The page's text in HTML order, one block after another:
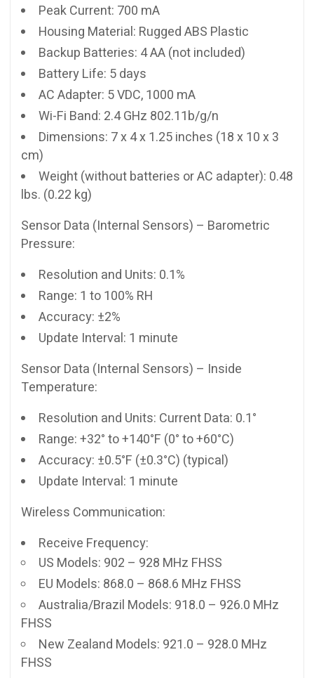
Peak Current: 700 mA
Housing Material: Rugged ABS Plastic
Backup Batteries: 4 AA (not included)
Battery Life: 5 days
AC Adapter: 5 VDC, 1000 mA
Wi-Fi Band: 2.4 GHz 802.11b/g/n
Dimensions: 7 x 4 x 1.25 inches (18 x 10 x 3
cm)
Weight (without batteries or AC adapter): 0.48
lbs. (0.22 kg)
Sensor Data (Internal Sensors) – Barometric
Pressure:
Resolution and Units: 0.1%
Range: 1 to 100% RH
Accuracy: ±2%
Update Interval: 1 minute
Sensor Data (Internal Sensors) – Inside
Temperature:
Resolution and Units: Current Data: 0.1°
Range: +32° to +140°F (0° to +60°C)
Accuracy: ±0.5°F (±0.3°C) (typical)
Update Interval: 1 minute
Wireless Communication:
Receive Frequency:
US Models: 902 – 928 MHz FHSS
EU Models: 868.0 – 868.6 MHz FHSS
Australia/Brazil Models: 918.0 – 926.0 MHz
FHSS
New Zealand Models: 921.0 – 928.0 MHz
FHSS